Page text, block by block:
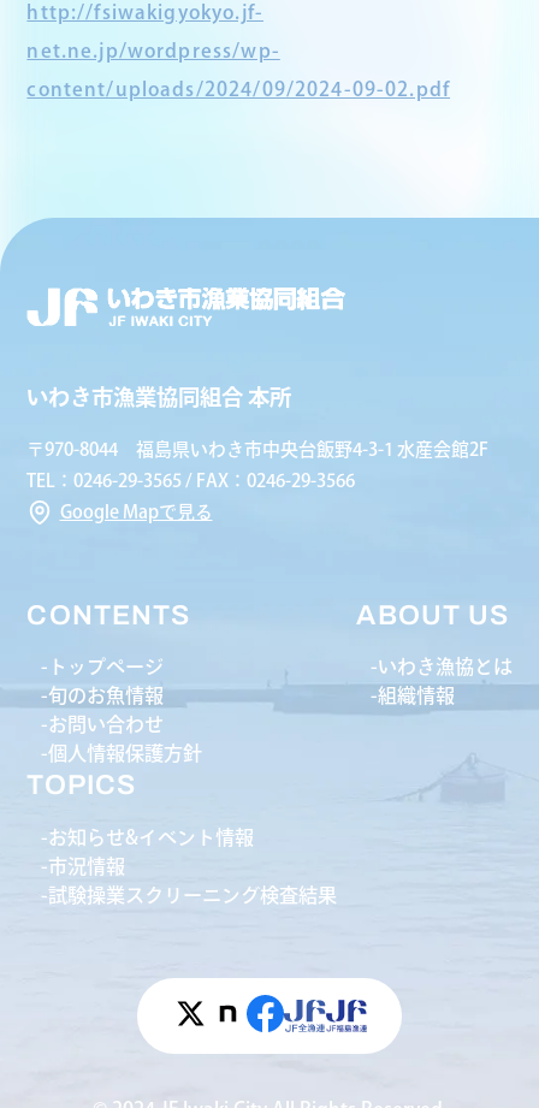
http://fsiwakigyokyo.jf-
net.ne.jp/wordpress/wp-
content/uploads/2024/09/2024-09-02.pdf
いわき市漁業協同組合 本所
〒970-8044 福島県いわき市中央台飯野4-3-1 水産会館2F
TEL：0246-29-3565 / FAX：0246-29-3566
Google Mapで見る
CONTENTS
トップページ
旬のお魚情報
お問い合わせ
個人情報保護方針
ABOUT US
いわき漁協とは
組織情報
TOPICS
お知らせ&イベント情報
市況情報
試験操業スクリーニング検査結果